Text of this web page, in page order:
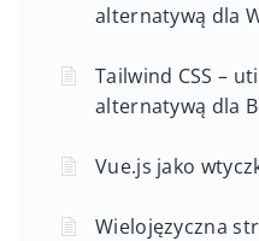
alternatywą dla
Tailwind CSS –
alternatywą dla
Vue.js jako
Wielojęzyczna